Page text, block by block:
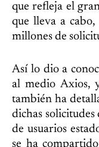
que refleja el
que lleva a
millones de
Así lo dio a
al medio Axios,
también ha
dichas
de usuarios
se ha